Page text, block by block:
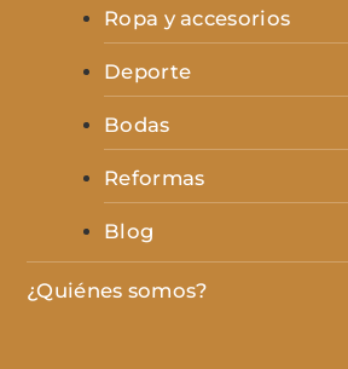
Ropa y accesorios
Deporte
Bodas
Reformas
Blog
¿Quiénes somos?